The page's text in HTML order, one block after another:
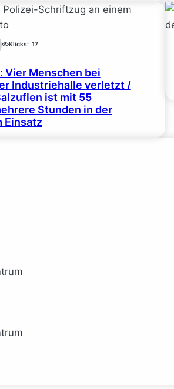
Klicks: 17
Vier Menschen bei
Industriehalle verletzt /
ist mit 55
Stunden in der
Einsatz